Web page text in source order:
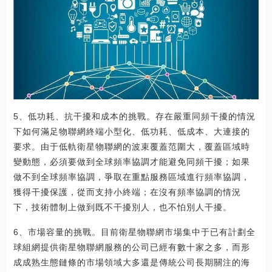
5、低功耗、抗干擾和成本的挑戰。存在嚴重同頻干擾的情況
下如何滿足物聯網終端小型化、低功耗、低成本、大連接的
要求。由于低軌衛星物聯網的波束覆蓋范圍大，覆蓋區域時
變動態，必須要做到全球頻率協調才能避免同頻干擾；如果
做不到全球頻率協調，爭取在重點服務區域進行頻率協調，
獲得干擾保護，從而支持小終端；在沒有頻率協調的情況
下，技術體制上做到既不干擾別人，也不怕別人干擾。
6、市場容量的挑戰。目前衛星物聯網市場集中于已有計劃全
球組網提供衛星物聯網服務的公司已經有數十家之多，而形
成成熟生態鏈條的市場領域大多還是傳統公司長期關注的海